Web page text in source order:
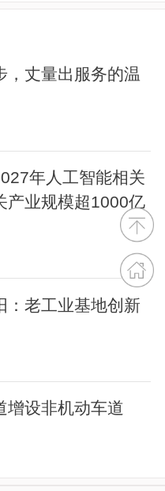
，丈量出服务的温
年人工智能相关
产业规模超1000亿
：老工业基地创新
增设非机动车道